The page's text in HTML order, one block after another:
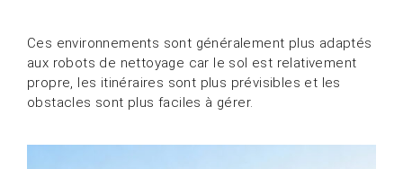
Ces environnements sont généralement plus adaptés
aux robots de nettoyage car le sol est relativement
propre, les itinéraires sont plus prévisibles et les
obstacles sont plus faciles à gérer.